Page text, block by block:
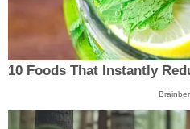
10 Foods That Instantly